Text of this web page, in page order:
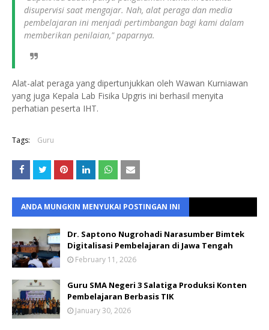
disupervisi saat mengajar. Nah, alat peraga dan media
pembelajaran ini menjadi pertimbangan bagi kami dalam
memberikan penilaian," paparnya.
Alat-alat peraga yang dipertunjukkan oleh Wawan Kurniawan
yang juga Kepala Lab Fisika Upgris ini berhasil menyita
perhatian peserta IHT.
Tags: Guru
ANDA MUNGKIN MENYUKAI POSTINGAN INI
Dr. Saptono Nugrohadi Narasumber Bimtek
Digitalisasi Pembelajaran di Jawa Tengah
February 11, 2026
Guru SMA Negeri 3 Salatiga Produksi Konten
Pembelajaran Berbasis TIK
January 30, 2026